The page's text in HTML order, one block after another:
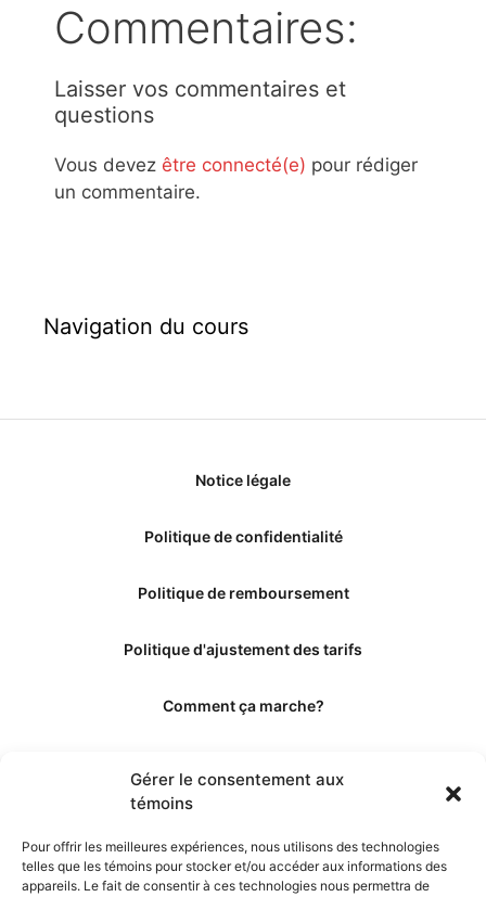
Gérer le consentement aux
témoins
Pour offrir les meilleures expériences, nous utilisons des technologies
telles que les témoins pour stocker et/ou accéder aux informations des
appareils. Le fait de consentir à ces technologies nous permettra de
Commentaires:
Laisser vos commentaires et
questions
Vous devez être connecté(e) pour rédiger
un commentaire.
Navigation du cours
Notice légale
Politique de confidentialité
Politique de remboursement
Politique d'ajustement des tarifs
Comment ça marche?
Les éditeurs